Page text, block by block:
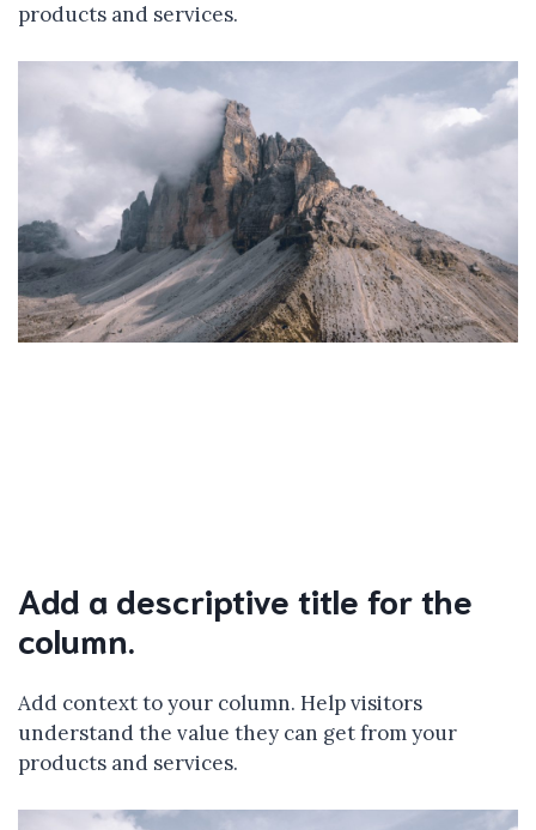
products and services.
Add a descriptive title for the
column.
Add context to your column. Help visitors
understand the value they can get from your
products and services.